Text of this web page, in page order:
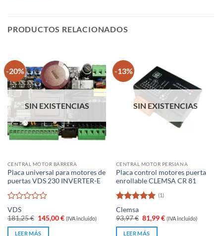
PRODUCTOS RELACIONADOS
-20%
SIN EXISTENCIAS
CENTRAL MOTOR BARRERA
Placa universal para motores de
puertas VDS 230 INVERTER-E
Valorado
con
0
VDS
181,25€ El
precio
original
145,00€El
precio
(IVA incluido)
LEER MÁS
-13%
SIN EXISTENCIAS
CENTRAL MOTOR PERSIANA
Placa control motores puerta
enrollable CLEMSA CR 81
Valorado
con5de 5
(1)
Clemsa
93,97€ El
precio
original
81,99€El
precio
(IVA incluido)
LEER MÁS